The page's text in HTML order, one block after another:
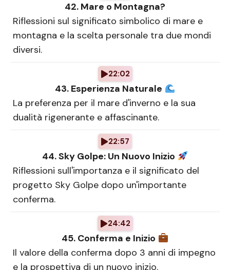
42. Mare o Montagna?
Riflessioni sul significato simbolico di mare e
montagna e la scelta personale tra due mondi
diversi.
22:02
43. Esperienza Naturale
La preferenza per il mare d'inverno e la sua
dualità rigenerante e affascinante.
22:57
44. Sky Golpe: Un Nuovo Inizio
Riflessioni sull'importanza e il significato del
progetto Sky Golpe dopo un'importante
conferma.
24:42
45. Conferma e Inizio
Il valore della conferma dopo 3 anni di impegno
e la prospettiva di un nuovo inizio.